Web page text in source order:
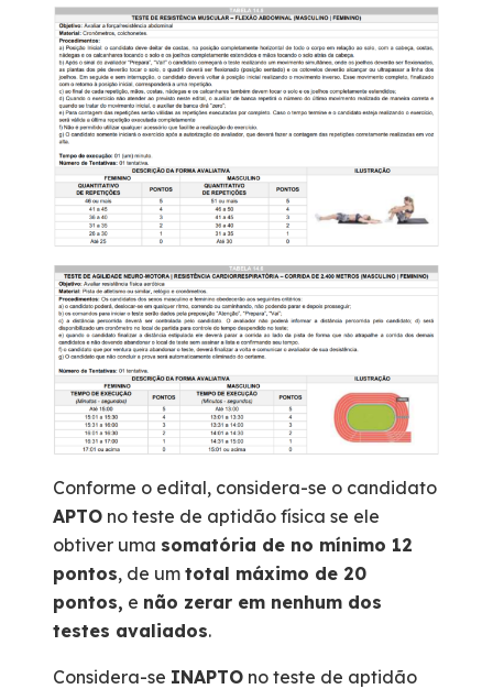
Conforme o edital, considera-se o candidato
APTO no teste de aptidão física se ele
obtiver uma somatória de no mínimo 12
pontos, de um total máximo de 20
pontos, e não zerar em nenhum dos
testes avaliados.
Considera-se INAPTO no teste de aptidão